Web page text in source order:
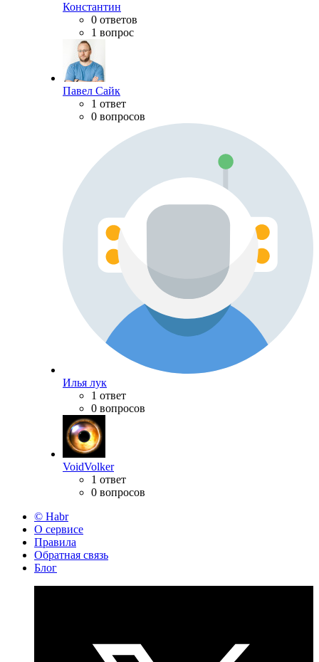
Константин
0 ответов
1 вопрос
Павел Сайк
1 ответ
0 вопросов
Илья лук
1 ответ
0 вопросов
VoidVolker
1 ответ
0 вопросов
© Habr
О сервисе
Правила
Обратная связь
Блог